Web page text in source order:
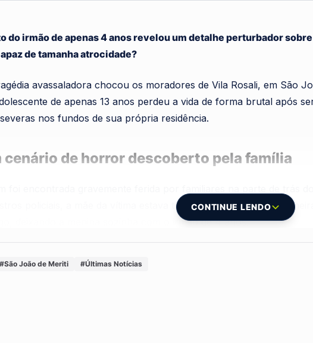
do irmão de apenas 4 anos revelou um detalhe perturbador
de tamanha atrocidade?
avassaladora chocou os moradores de Vila Rosali, em São
de apenas 13 anos perdeu a vida de forma brutal após
nos fundos de sua própria residência.
cenário de horror descoberto pela família
policiais, a mãe da vítima estava trabalhando e sua
deixando a menina sozinha com o irmão de 4 anos.
no terreno, o corpo da jovem foi localizado com marcas
CONTINUE LENDO
#São João de Meriti #Últimas Notícias